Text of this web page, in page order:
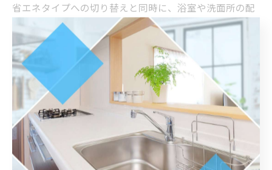
省エネタイプへの切り替えと同時に、浴室や洗面所の配
管も新しくするケースや、床暖房・浴室暖房との連動を
実現した事例などが代表的です。
また、給湯器を屋外設置型から室内設置型へ変更し、雪
や雨によるトラブル防止や凍結対策を強化する施工も見
られます。特に岐阜市のような寒暖差のある地域では、
こうした工夫がトラブル予防に役立ちます。施工後は
「お湯の出が安定し、寒い日も安心して使えるようにな